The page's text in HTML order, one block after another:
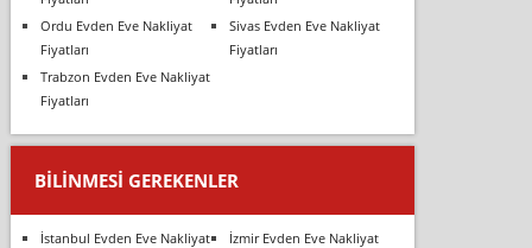
Ordu Evden Eve Nakliyat
Fiyatları
Sivas Evden Eve Nakliyat
Fiyatları
Trabzon Evden Eve Nakliyat
Fiyatları
BILINMESI GEREKENLER
İstanbul Evden Eve Nakliyat
İzmir Evden Eve Nakliyat